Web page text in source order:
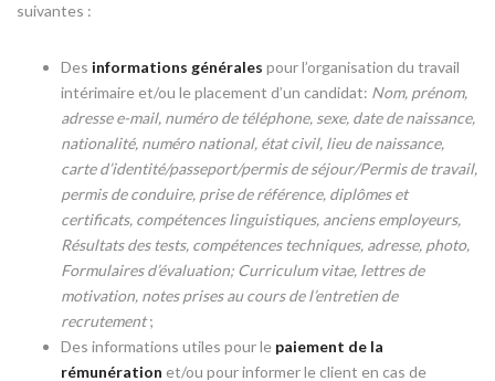
suivantes :
Des informations générales pour l’organisation du travail
intérimaire et/ou le placement d’un candidat: Nom, prénom,
adresse e-mail, numéro de téléphone, sexe, date de naissance,
nationalité, numéro national, état civil, lieu de naissance,
carte d’identité/passeport/permis de séjour/Permis de travail,
permis de conduire, prise de référence, diplômes et
certificats, compétences linguistiques, anciens employeurs,
Résultats des tests, compétences techniques, adresse, photo,
Formulaires d’évaluation; Curriculum vitae, lettres de
motivation, notes prises au cours de l’entretien de
recrutement;
Des informations utiles pour le paiement de la
rémunération et/ou pour informer le client en cas de